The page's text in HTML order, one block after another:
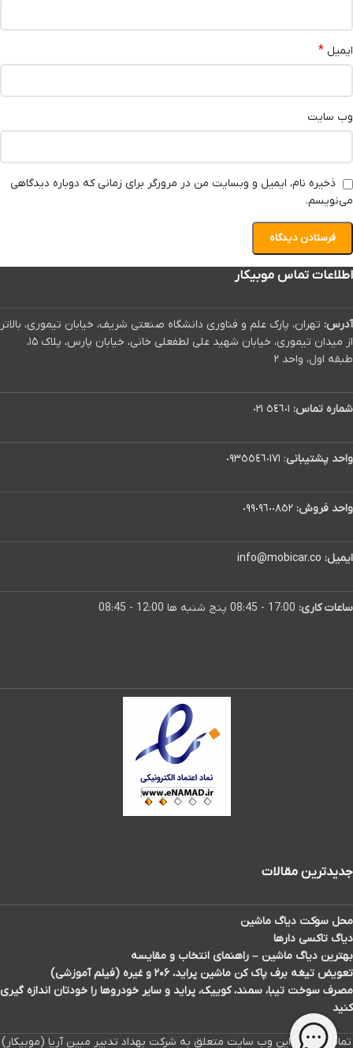
ایمیل *
وب‌ سایت
ذخیره نام، ایمیل و وبسایت من در مرورگر برای زمانی که دوباره دیدگاهی
می‌نویسم.
اطلاعات تماس موبیکار
آدرس: تهران، پارک علم و فناوری دانشگاه صنعتی شریف، خیابان تیموری، بالاتر
از میدان تیموری، خیابان شهید علی لطفعلی خانی، خیابان پارس، پلاک ۱۵،
طبقه اول، واحد ۲
شماره تماس: ٥٤٦٠١ ٠٢١
واحد پشتیبانی: ٠٩٣٥٥٤٦٠١٧١
واحد فروش: ٠٩٩٠٩٦٠٠٨٥٢
ایمیل: info@mobicar.co
ساعات کاری:
جدیدترین مقالات
محل سوکت دیاگ ماشین
دیاگ تاکسی دارها
بهترین دیاگ ماشین – راهنمای انتخاب و مقایسه
تعویض تیغه برف پاک کن ماشین پراید، ۲۰۶ و غیره (فیلم آموزشی)
مصرف سوخت تیبا، سمند، کوییک، پراید و سایر خودروها را خودتان اندازه گیری
کنید
تمامی حقوق این وب سایت متعلق به شرکت بهداد تدبیر مبین آریا (موبیکار)